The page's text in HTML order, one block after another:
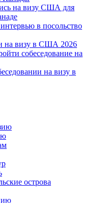
на визу США для
в посольство
на визу в США 2026
собеседование на
на визу в
острова